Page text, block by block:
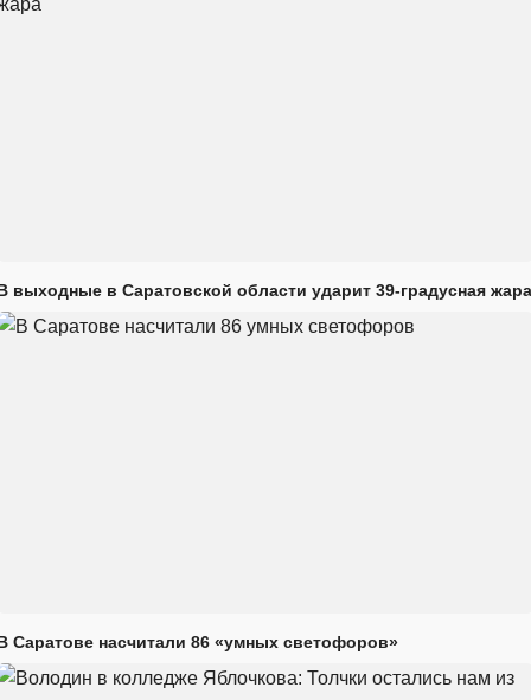
выходные в Саратовской области ударит 39-градусная жара
Саратове насчитали 86 «умных светофоров»